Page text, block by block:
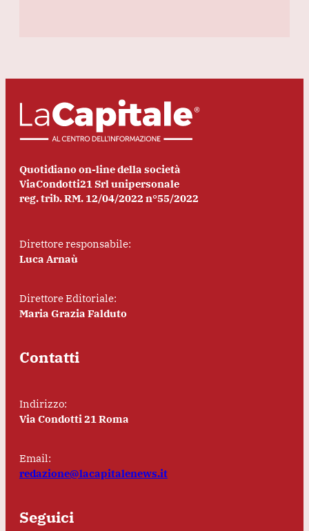
Quotidiano on-line della società
ViaCondotti21 Srl unipersonale
reg. trib. RM. 12/04/2022 n°55/2022
Direttore responsabile:
Luca Arnaù
Direttore Editoriale:
Maria Grazia Falduto
Contatti
Indirizzo:
Via Condotti 21 Roma
Email:
redazione@lacapitalenews.it
Seguici